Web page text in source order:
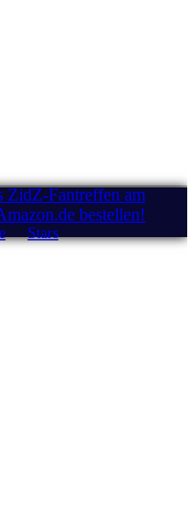
ZidZ-Fantreffen am
bestellen!
Stars